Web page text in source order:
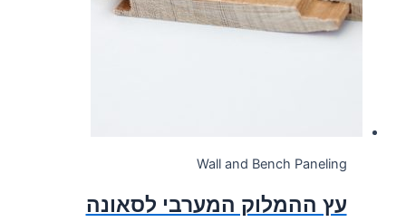
Wall and Bench Paneling
עץ ההמלוק המערבי לסאונה